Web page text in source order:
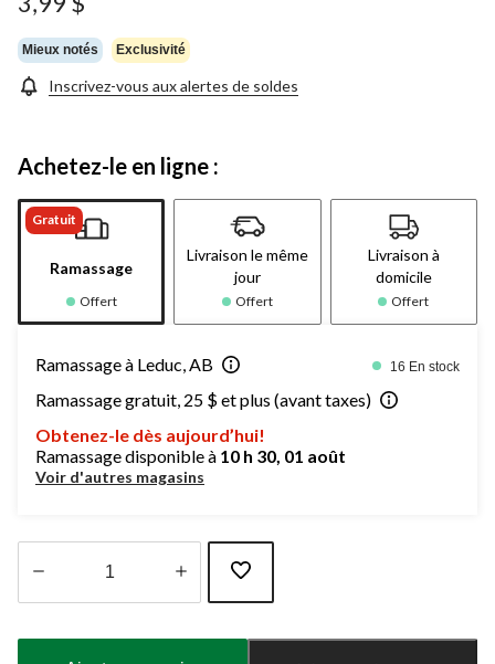
Mieux notés Exclusivité
Inscrivez-vous aux alertes de soldes
Achetez-le en ligne :
Gratuit
Ramassage
Offert
Livraison le même
jour
Offert
Livraison à
domicile
Offert
Ramassage à Leduc, AB 16 En stock
Ramassage gratuit, 25 $ et plus (avant taxes)
Obtenez-le dès aujourd’hui!
Ramassage disponible à 10 h 30, 01 août
Voir d'autres magasins